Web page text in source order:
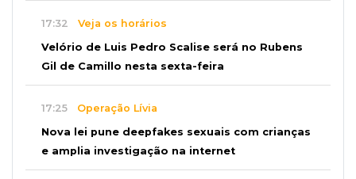
17:32 Veja os horários
Velório de Luis Pedro Scalise será no Rubens
Gil de Camillo nesta sexta-feira
17:25 Operação Lívia
Nova lei pune deepfakes sexuais com crianças
e amplia investigação na internet